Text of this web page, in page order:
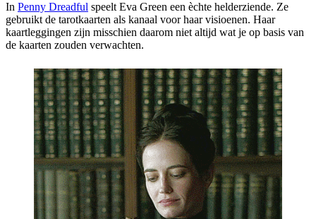
In Penny Dreadful speelt Eva Green een èchte helderziende. Ze
gebruikt de tarotkaarten als kanaal voor haar visioenen. Haar
kaartleggingen zijn misschien daarom niet altijd wat je op basis van
de kaarten zouden verwachten.